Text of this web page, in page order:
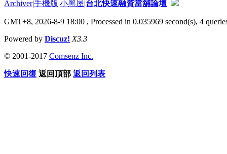
Archiver|手機版|小黑屋|台北快速融資當舖論壇
GMT+8, 2026-8-9 18:00 , Processed in 0.035969 second(s), 4
Powered by Discuz! X3.3
© 2001-2017 Comsenz Inc.
快速回復 返回頂部 返回列表